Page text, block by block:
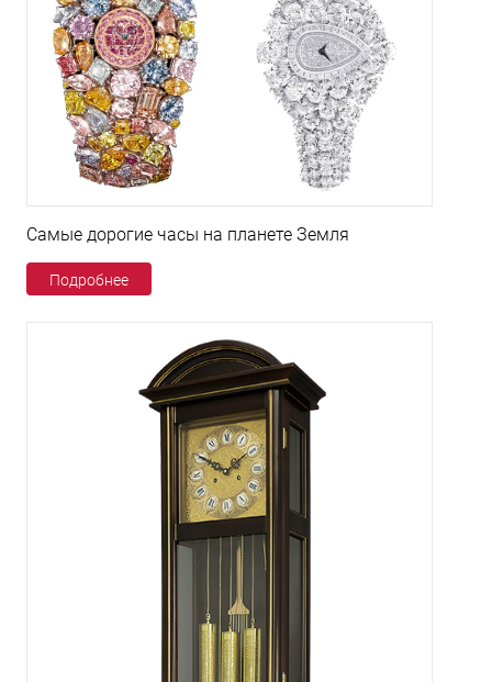
Самые дорогие часы на планете Земля
Подробнее